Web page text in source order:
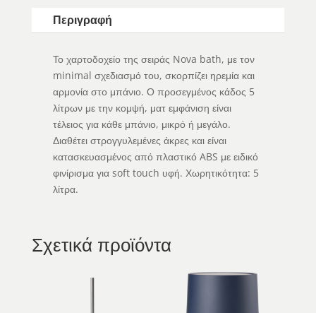
Περιγραφή
Το χαρτοδοχείο της σειράς Nova bath, με τον
minimal σχεδιασμό του, σκορπίζει ηρεμία και
αρμονία στο μπάνιο. Ο προσεγμένος κάδος 5
λίτρων με την κομψή, ματ εμφάνιση είναι
τέλειος για κάθε μπάνιο, μικρό ή μεγάλο.
Διαθέτει στρογγυλεμένες άκρες και είναι
κατασκευασμένος από πλαστικό ABS με ειδικό
φινίρισμα για soft touch υφή. Χωρητικότητα: 5
λίτρα.
Σχετικά προϊόντα